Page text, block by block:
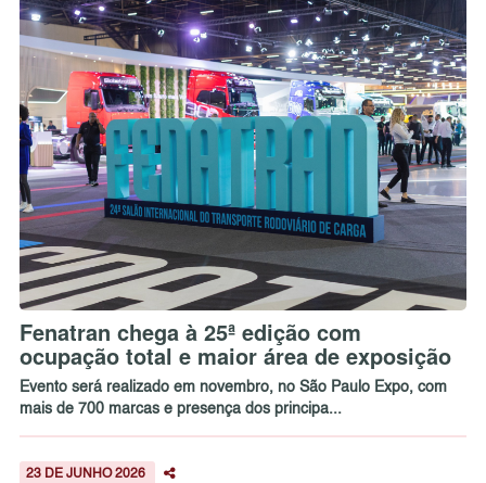
Fenatran chega à 25ª edição com
ocupação total e maior área de exposição
Evento será realizado em novembro, no São Paulo Expo, com
mais de 700 marcas e presença dos principa...
23 DE JUNHO 2026